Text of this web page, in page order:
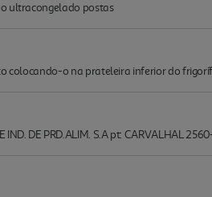
ultracongelado postas
colocando-o na prateleira inferior do
IND. DE PRD.ALIM. S.A pt: CARVALHAL